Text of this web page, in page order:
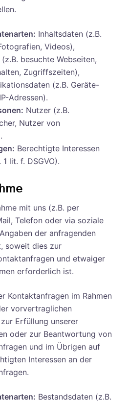
Inhaltsdaten (z.B.
Videos),
besuchte Webseiten,
Zugriffszeiten),
(z.B. Geräte-
Adressen).
Nutzer (z.B.
Nutzer von
Berechtigte Interessen
lit. f. DSGVO).
mit uns (z.B. per
Telefon oder via soziale
der anfragenden
soweit dies zur
und etwaiger
erforderlich ist.
Kontaktanfragen im Rahmen
vorvertraglichen
Erfüllung unserer
oder zur Beantwortung von
und im Übrigen auf
Interessen an der
Bestandsdaten (z.B.